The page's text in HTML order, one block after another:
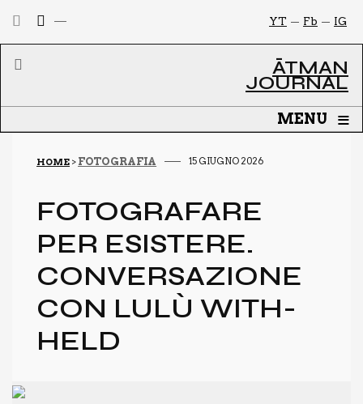
IG
Fb
YT
ĀTMAN
JOURNAL
MENU ≡
HOME > FOTOGRAFIA 15 GIUGNO 2026
FOTO­GRA­FA­RE
PER ESI­STE­RE.
CON­VER­SA­ZIO­NE
CON LULÙ WITH­
HELD